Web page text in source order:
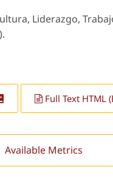
Liderazgo,
Full Text HTML
Available Metrics